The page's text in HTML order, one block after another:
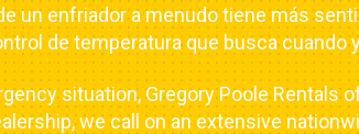
un enfriador a menudo tiene más
de temperatura que busca cuando
situation, Gregory Poole
we call on an extensive